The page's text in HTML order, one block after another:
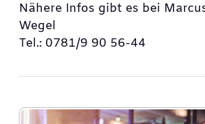
Nähere Infos gibt es bei
Wegel
Tel.: 0781/9 90 56-44